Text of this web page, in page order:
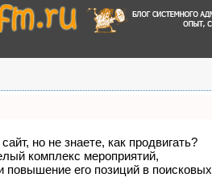
но не знаете, как продвигать?
комплекс мероприятий,
повышение его позиций в поисковых